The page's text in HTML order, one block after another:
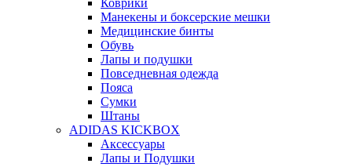
Коврики
Манекены и боксерские мешки
Медицинские бинты
Обувь
Лапы и подушки
Повседневная одежда
Пояса
Сумки
Штаны
ADIDAS KICKBOX
Аксессуары
Лапы и Подушки